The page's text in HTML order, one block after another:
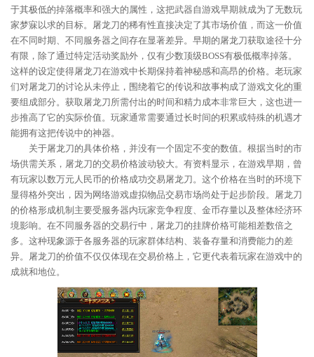
于其极低的掉落概率和强大的属性，这把武器自游戏早期就成为了无数玩
家梦寐以求的目标。屠龙刀的稀有性直接决定了其市场价值，而这一价值
在不同时期、不同服务器之间存在显著差异。早期的屠龙刀获取途径十分
有限，除了通过特定活动奖励外，仅有少数顶级BOSS有极低概率掉落。
这样的设定使得屠龙刀在游戏中长期保持着神秘感和高昂的价格。老玩家
们对屠龙刀的讨论从未停止，围绕着它的传说和故事构成了游戏文化的重
要组成部分。获取屠龙刀所需付出的时间和精力成本非常巨大，这也进一
步推高了它的实际价值。玩家通常需要通过长时间的积累或特殊的机遇才
能拥有这把传说中的神器。
关于屠龙刀的具体价格，并没有一个固定不变的数值。根据当时的市
场供需关系，屠龙刀的交易价格波动较大。有资料显示，在游戏早期，曾
有玩家以数万元人民币的价格成功交易屠龙刀。这个价格在当时的环境下
显得格外突出，因为网络游戏虚拟物品交易市场尚处于起步阶段。屠龙刀
的价格形成机制主要受服务器内玩家竞争程度、金币存量以及整体经济环
境影响。在不同服务器的交易行中，屠龙刀的挂牌价格可能相差数倍之
多。这种现象源于各服务器的玩家群体结构、装备存量和消费能力的差
异。屠龙刀的价值不仅仅体现在交易价格上，它更代表着玩家在游戏中的
成就和地位。